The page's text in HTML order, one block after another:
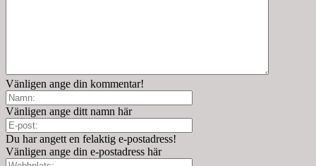
Vänligen ange din kommentar!
Vänligen ange ditt namn här
Du har angett en felaktig e-postadress!
Vänligen ange din e-postadress här